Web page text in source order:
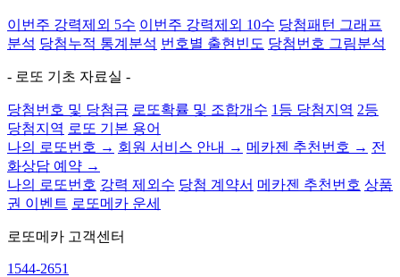
이번주 강력제외 5수 이번주 강력제외 10수 당첨패턴 그래프
분석 당첨누적 통계분석 번호별 출현빈도 당첨번호 그림분석
- 로또 기초 자료실 -
당첨번호 및 당첨금 로또확률 및 조합개수 1등 당첨지역 2등
당첨지역 로또 기본 용어
나의 로또번호 → 회원 서비스 안내 → 메카젠 추천번호 → 전
화상담 예약 →
나의 로또번호 강력 제외수 당첨 계약서 메카젠 추천번호 상품
권 이벤트 로또메카 운세
로또메카 고객센터
1544-2651